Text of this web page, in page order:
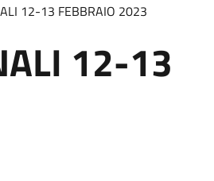
12-13 FEBBRAIO 2023
12-13